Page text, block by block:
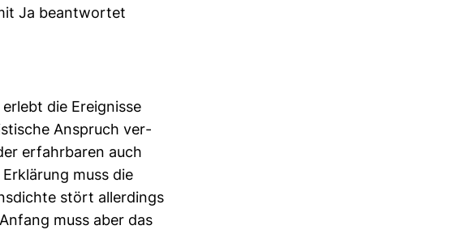
Ja beant­wortet
die Ereig­nisse
Anspruch ver­
erfahr­baren auch
muss die
stört aller­dings
muss aber das